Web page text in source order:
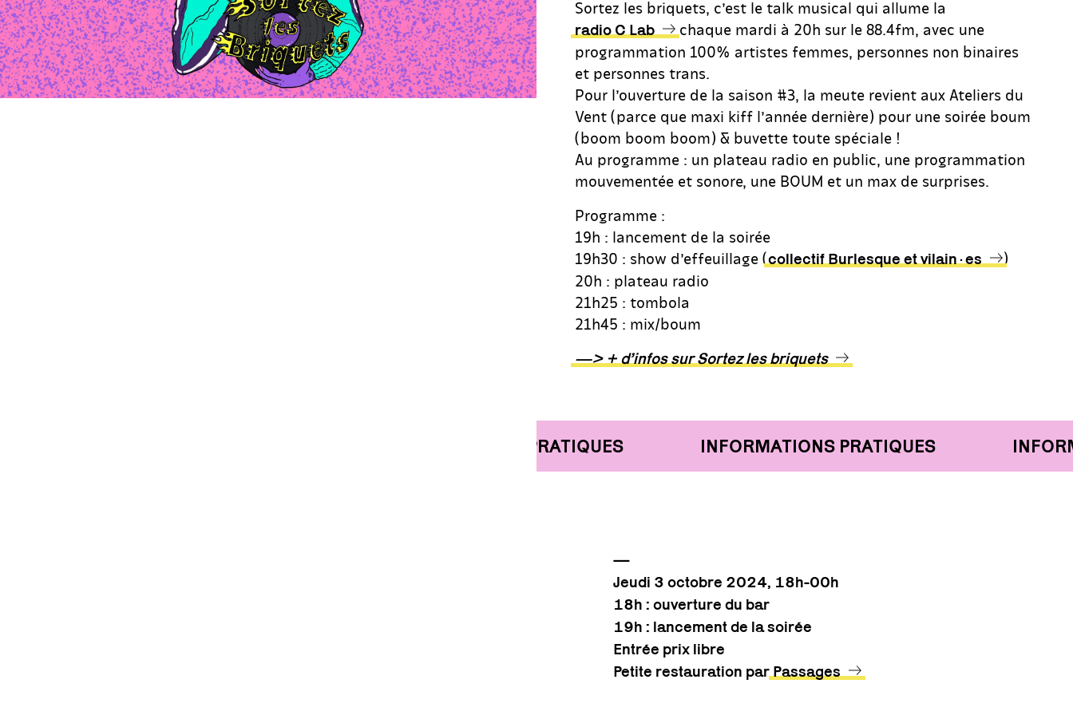
Sortez les briquets, c’est le talk musical qui allume la
radio C Lab
chaque mardi à 20h sur le 88.4fm, avec une
programmation 100% artistes femmes, personnes non binaires
et personnes trans.
Pour l’ouverture de la saison #3, la meute revient aux Ateliers du
Vent (parce que maxi kiff l’année dernière) pour une soirée boum
(boom boom boom) & buvette toute spéciale !
Au programme : un plateau radio en public, une programmation
mouvementée et sonore, une BOUM et un max de surprises.
Programme :
19h : lancement de la soirée
19h30 : show d’effeuillage (collectif Burlesque et vilain·es
)
20h : plateau radio
21h25 : tombola
21h45 : mix/boum
—> + d’infos sur Sortez les briquets
INFORMATIONS PRATIQUES INFORMATIONS PRATIQUES
—
Jeudi 3 octobre 2024, 18h-00h
18h : ouverture du bar
19h : lancement de la soirée
Entrée prix libre
Petite restauration par Passages